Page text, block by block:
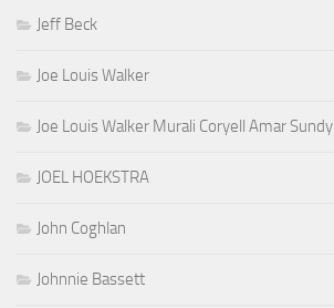
Jeff Beck
Joe Louis Walker
Joe Louis Walker Murali Coryell Amar Sundy
JOEL HOEKSTRA
John Coghlan
Johnnie Bassett